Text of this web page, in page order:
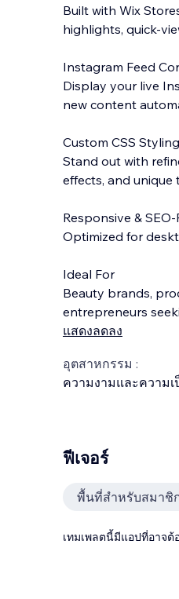
Built with Wix
highlights, quick-
Instagram Feed
Display your live
new content
Custom CSS Styling
Stand out with
effects, and
Responsive & SEO-
Optimized for
Ideal For
Beauty brands,
entrepreneurs
แสดงลดลง
อุตสาหกรรม :
ความงามและความ
ฟีเจอร์
พื้นที่สำหรับสมาชิ
เทมเพลตนี้มีแอปที่อาจต้